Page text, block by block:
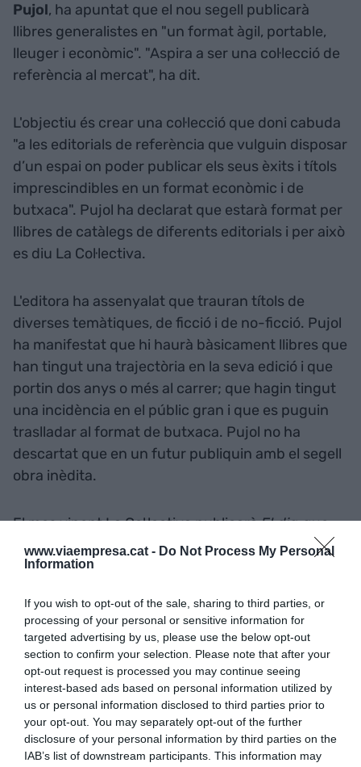
www.viaempresa.cat - Do Not Process My Personal
Information
If you wish to opt-out of the sale, sharing to third parties, or
processing of your personal or sensitive information for
targeted advertising by us, please use the below opt-out
section to confirm your selection. Please note that after your
opt-out request is processed you may continue seeing
interest-based ads based on personal information utilized by
us or personal information disclosed to third parties prior to
your opt-out. You may separately opt-out of the further
disclosure of your personal information by third parties on the
IAB’s list of downstream participants. This information may
Pujol, ha apuntat que el nou segell publicarà
llibres generalistes en "un format àgil, portable,
lleuger i econòmic". "Aspira a ser una col·lecció de
referència al mercat", ha dit.
L'objectiu és crear una col·lecció que doni cabuda
"a les editorials de referència que vulguin disposar
d’un espai on poder publicar els seus èxits i títols
imprescindibles en un format econòmic i de
butxaca". Pujol ha declarat que estarà format per
llibres de catàlegs de diferents editorials i per això
es diu La Col·lectiva.
L'editora ha assenyalat que trauran títols de
diverses temàtiques, de ficció i de no-ficció. Pujol
ha manifestat que hi haurà bàsicament llibres que
han tingut una trajectòria en la seva edició i que
portin dos anys o més al carrer; que hagin tingut
una incidència en el públic gran i que es puguin
traslladar al format de butxaca. Pujol no ha
descartat que en un futur publiquin amb el segell
obra inèdita.
El mes vinent La Col·lectiva publicaràEl dia que
vaig marxar, d'Albert Om, iEscac al destí, de
Lluís Llach. Més endavant sortiran amb el segell
de Kerri Maher. Pujol ha afegit que hi haurà
clàssics, literatura traduïda i una majoria d'autors
catalans.
Afegir VIA Empresacom a font preferida de
Google de forma gratuïta
Estigues informat amb les últimes notícies d'actualitat
ACTIVAR ARA